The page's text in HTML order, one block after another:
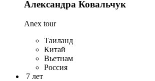
Александра Ковальчук
Anex tour
Таиланд
Китай
Вьетнам
Россия
7 лет